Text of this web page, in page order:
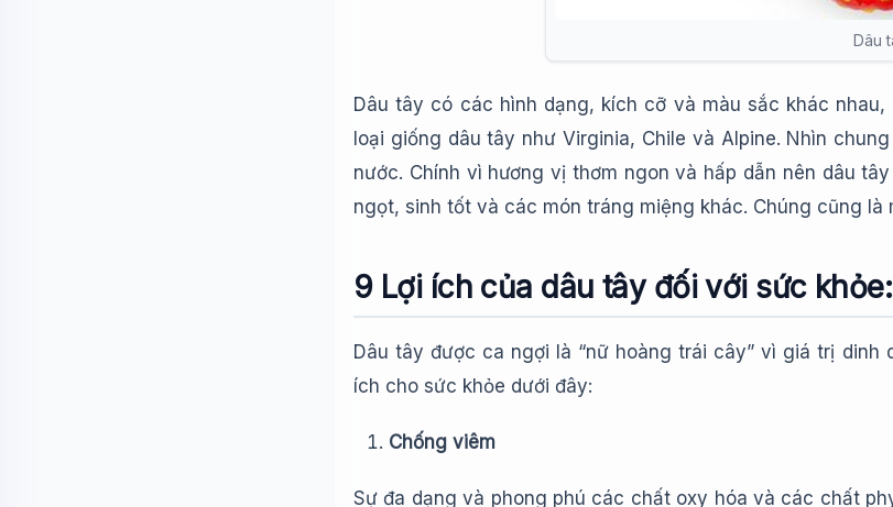
Dâu
Dâu tây có các hình dạng, kích cỡ và màu sắc khác
loại giống dâu tây như Virginia, Chile và Alpine. Nhìn
nước. Chính vì hương vị thơm ngon và hấp dẫn nên dâu
ngọt, sinh tốt và các món tráng miệng khác. Chúng cũng
9 Lợi ích của dâu tây đối với sức khỏe:
Dâu tây được ca ngợi là “nữ hoàng trái cây” vì giá trị
ích cho sức khỏe dưới đây:
Chống viêm
Sự đa dạng và phong phú các chất oxy hóa và các chất